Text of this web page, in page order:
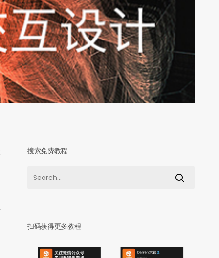
搜索免费教程
扫码获得更多教程